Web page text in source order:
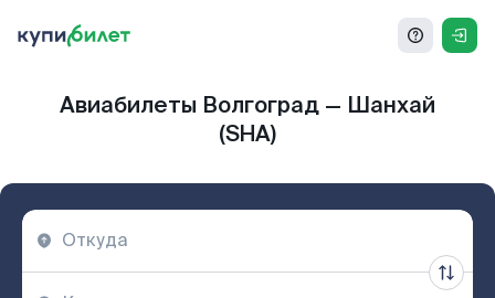
Авиабилеты Волгоград — Шанхай
(SHA)